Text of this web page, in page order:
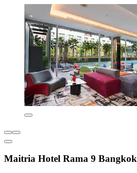
Maitria Hotel Rama 9 Bangkok